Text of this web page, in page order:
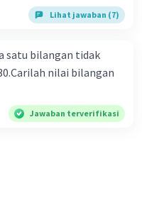
Lihat jawaban (7)
satu bilangan tidak
nilai bilangan
Jawaban terverifikasi